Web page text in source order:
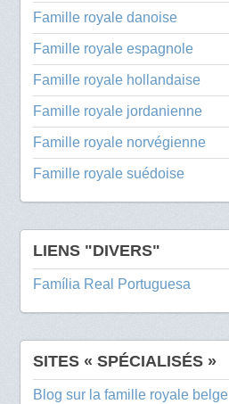
Famille royale danoise
Famille royale espagnole
Famille royale hollandaise
Famille royale jordanienne
Famille royale norvégienne
Famille royale suédoise
LIENS "DIVERS"
Família Real Portuguesa
SITES « SPÉCIALISÉS »
Blog sur la famille royale belge